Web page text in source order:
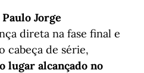
Paulo Jorge
direta na fase final e
de série,
lugar alcançado no